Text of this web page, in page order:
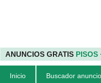
ANUNCIOS GRATIS PISOS
Inicio Buscador